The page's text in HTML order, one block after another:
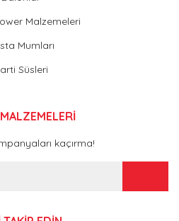
Malzemeleri
Mumları
Süsleri
kaçırma!